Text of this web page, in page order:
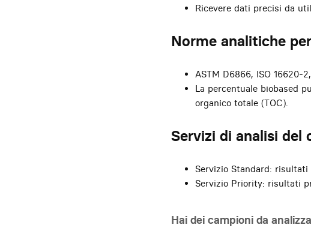
Ricevere dati precisi da
Norme analitiche
ASTM D6866, ISO 16620-
La percentuale biobased
organico totale (TOC).
Servizi di analisi del
Servizio Standard:
Servizio Priority: risultati
Hai dei campioni da